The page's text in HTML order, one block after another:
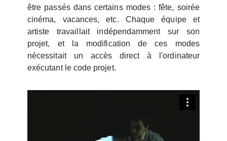
être passés dans certains modes : fête, soirée
cinéma, vacances, etc. Chaque équipe et
artiste travaillait indépendamment sur son
projet, et la modification de ces modes
nécessitait un accès direct à l'ordinateur
exécutant le code projet.